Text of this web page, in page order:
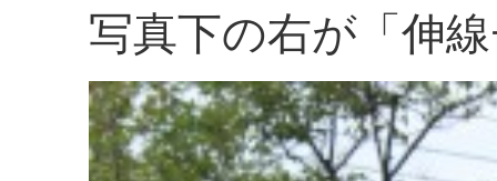
写真下の右が「伸